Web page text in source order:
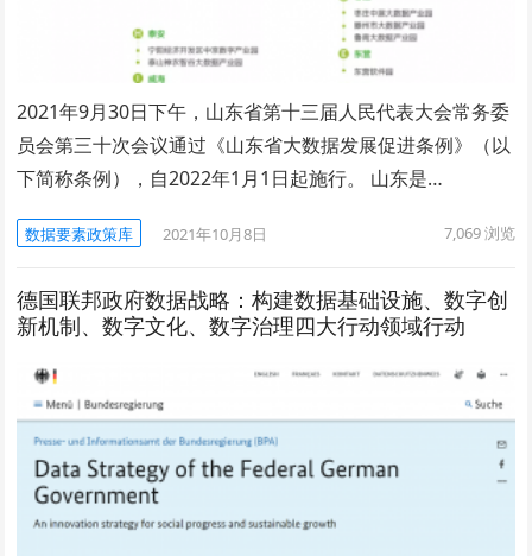
2021年9月30日下午，山东省第十三届人民代表大会常务委
员会第三十次会议通过《山东省大数据发展促进条例》（以
下简称条例），自2022年1月1日起施行。 山东是…
数据要素政策库 2021年10月8日 7,069浏览
德国联邦政府数据战略：构建数据基础设施、数字创
新机制、数字文化、数字治理四大行动领域行动